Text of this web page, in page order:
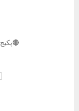
🔴پکیج 4 عدد دوربین وایفای 3MP🔴